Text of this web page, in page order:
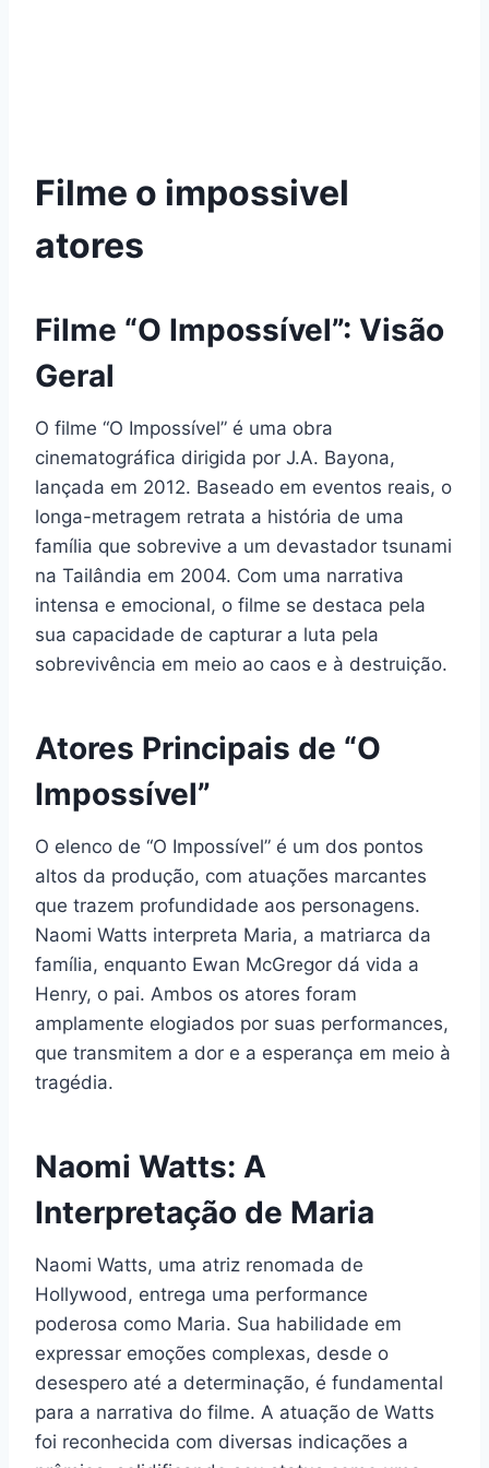
Filme o impossivel
atores
Filme “O Impossível”: Visão
Geral
O filme “O Impossível” é uma obra
cinematográfica dirigida por J.A. Bayona,
lançada em 2012. Baseado em eventos reais, o
longa-metragem retrata a história de uma
família que sobrevive a um devastador tsunami
na Tailândia em 2004. Com uma narrativa
intensa e emocional, o filme se destaca pela
sua capacidade de capturar a luta pela
sobrevivência em meio ao caos e à destruição.
Atores Principais de “O
Impossível”
O elenco de “O Impossível” é um dos pontos
altos da produção, com atuações marcantes
que trazem profundidade aos personagens.
Naomi Watts interpreta Maria, a matriarca da
família, enquanto Ewan McGregor dá vida a
Henry, o pai. Ambos os atores foram
amplamente elogiados por suas performances,
que transmitem a dor e a esperança em meio à
tragédia.
Naomi Watts: A
Interpretação de Maria
Naomi Watts, uma atriz renomada de
Hollywood, entrega uma performance
poderosa como Maria. Sua habilidade em
expressar emoções complexas, desde o
desespero até a determinação, é fundamental
para a narrativa do filme. A atuação de Watts
foi reconhecida com diversas indicações a